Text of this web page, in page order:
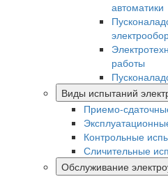
автоматики
работы
Виды испытаний
Приемо-
Контрольные
Сличительные
Обслуживание